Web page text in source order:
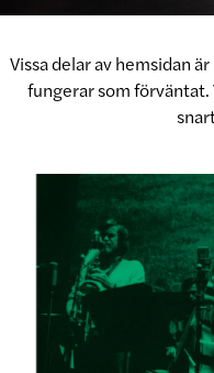
Vissa delar av hemsidan
fungerar som